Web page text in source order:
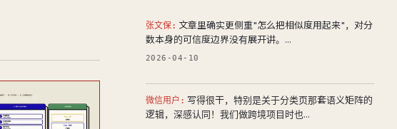
张文保:
数本身的可信度边界没有展开讲。...
2026-04-10
微信用户:
逻辑，深感认同！我们做跨境项目时也...